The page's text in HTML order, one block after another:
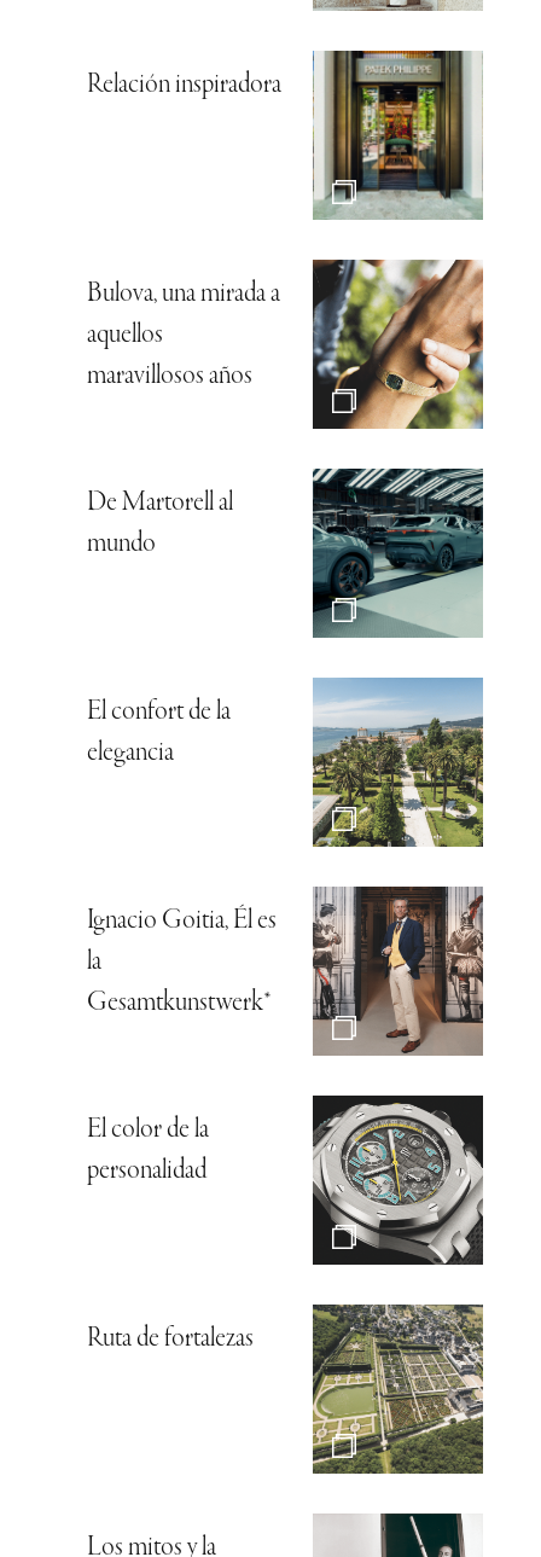
Relación inspiradora
Bulova, una mirada a
aquellos
maravillosos años
De Martorell al
mundo
El confort de la
elegancia
Ignacio Goitia, Él es
la
Gesamtkunstwerk*
El color de la
personalidad
Ruta de fortalezas
Los mitos y la